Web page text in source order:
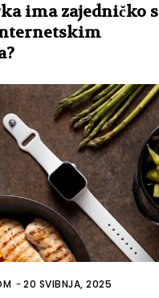
ima zajedničko s
-20 SVIBNJA, 2025